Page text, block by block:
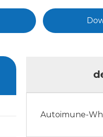
Autoimune-